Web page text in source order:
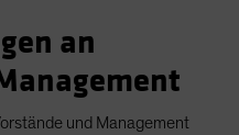
an
und Management